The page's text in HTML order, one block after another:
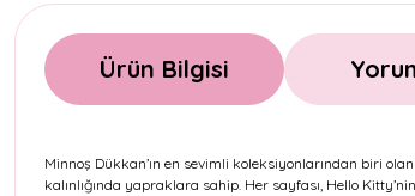
Ürün Bilgisi
Minnoş Dükkan’ın en sevimli koleksiyonlarından biri olan
kalınlığında yapraklara sahip. Her sayfası, Hello